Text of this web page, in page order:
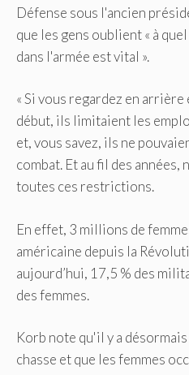
Défense sous l'ancien
que les gens oublient « à
dans l'armée est vital ».
« Si vous regardez en arrière
début, ils limitaient les
et, vous savez, ils ne
combat. Et au fil des années,
toutes ces restrictions.
En effet, 3 millions de
américaine depuis la
aujourd’hui, 17,5 % des
des femmes.
Korb note qu'il y a
chasse et que les femmes